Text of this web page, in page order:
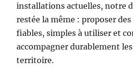
installations actuelles, notre
restée la même : proposer
fiables, simples à utiliser et
accompagner durablement
territoire.